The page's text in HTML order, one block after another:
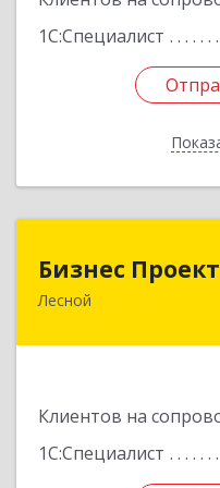
1С:Специалист
Бизнес Проект
Лесной
Клиентов на
1С:Специалист
624200,